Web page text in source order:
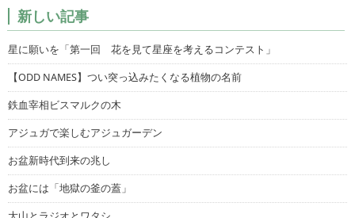
新しい記事
星に願いを「第一回 花を見て星座を考えるコンテスト」
【ODD NAMES】つい突っ込みたくなる植物の名前
鉄血宰相ビスマルクの木
アジュガで楽しむアジュガーデン
お盆新時代到来の兆し
お盆には「地獄の釜の蓋」